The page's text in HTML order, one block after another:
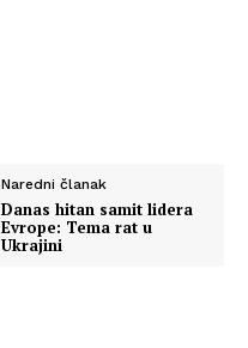
Naredni članak
Danas hitan samit lidera
Evrope: Tema rat u
Ukrajini